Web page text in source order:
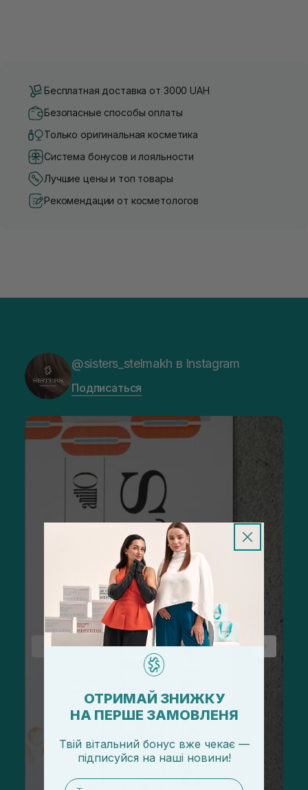
Бесплатная доставка от 3000 UAH
Безопасные способы оплаты
Только оригинальная косметика
Система бонусов и лояльности
Лучшие цены и топ товары
Рекомендации от косметологов
@sisters_stelmakh в Instagram
Подписаться
ОТРИМАЙ ЗНИЖКУ
НА ПЕРШЕ ЗАМОВЛЕНЯ
Твій вітальний бонус вже чекає —
підписуйся на наші новини!
email